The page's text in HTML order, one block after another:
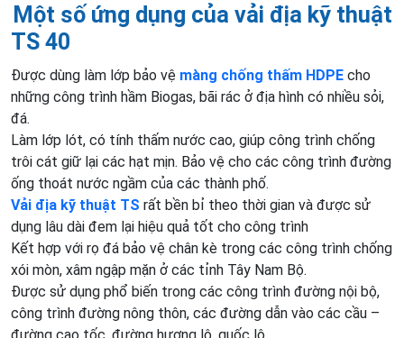
Một số ứng dụng của vải địa kỹ thuật
TS 40
Được dùng làm lớp bảo vệ màng chống thấm HDPE cho
những công trình hầm Biogas, bãi rác ở địa hình có nhiều sỏi,
đá.
Làm lớp lót, có tính thấm nước cao, giúp công trình chống
trôi cát giữ lại các hạt mịn. Bảo vệ cho các công trình đường
ống thoát nước ngầm của các thành phố.
Vải địa kỹ thuật TS rất bền bỉ theo thời gian và được sử
dụng lâu dài đem lại hiệu quả tốt cho công trình
Kết hợp với rọ đá bảo vệ chân kè trong các công trình chống
xói mòn, xâm ngập mặn ở các tỉnh Tây Nam Bộ.
Được sử dụng phổ biến trong các công trình đường nội bộ,
công trình đường nông thôn, các đường dẫn vào các cầu –
đường cao tốc, đường hương lộ, quốc lộ.